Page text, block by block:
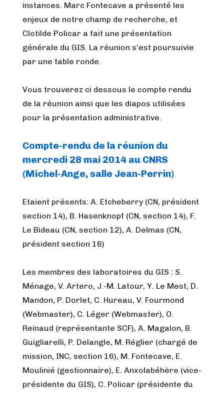
instances. Marc Fontecave a présenté les
enjeux de notre champ de recherche, et
Clotilde Policar a fait une présentation
générale du GIS. La réunion s’est poursuivie
par une table ronde.
Vous trouverez ci dessous le compte rendu
de la réunion ainsi que les diapos utilisées
pour la présentation administrative.
Compte-rendu de la réunion du
mercredi 28 mai 2014 au CNRS
(Michel-Ange, salle Jean-Perrin)
Etaient présents: A. Etcheberry (CN, président
section 14), B. Hasenknopf (CN, section 14), F.
Le Bideau (CN, section 12), A. Delmas (CN,
président section 16)
Les membres des laboratoires du GIS : S.
Ménage, V. Artero, J.-M. Latour, Y. Le Mest, D.
Mandon, P. Dorlet, C. Hureau, V. Fourmond
(Webmaster), C. Léger (Webmaster), O.
Reinaud (représentante SCF), A. Magalon, B.
Guigliarelli, P. Delangle, M. Réglier (chargé de
mission, INC, section 16), M. Fontecave, E.
Moulinié (gestionnaire), E. Anxolabéhère (vice-
présidente du GIS), C. Policar (présidente du